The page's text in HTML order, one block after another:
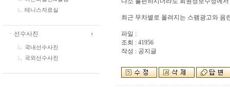
테니스자료실
ㆍ선수사진
국내선수사진
국외선수사진
최근 무차별로 올려지는 스팸광고와 음
파일 :
조회 : 41956
작성 : 공지글